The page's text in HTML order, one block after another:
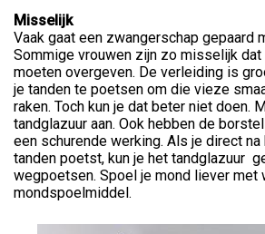
Misselijk
Vaak gaat een zwangerschap gepaard
Sommige vrouwen zijn zo misselijk
moeten overgeven. De verleiding is
je tanden te poetsen om die vieze
raken. Toch kun je dat beter niet doen.
tandglazuur aan. Ook hebben de
een schurende werking. Als je direct
tanden poetst, kun je het tandglazuur
wegpoetsen. Spoel je mond liever met
mondspoelmiddel.